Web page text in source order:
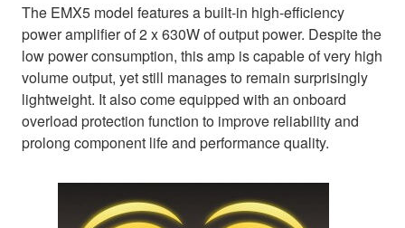
The EMX5 model features a built-in high-efficiency
power amplifier of 2 x 630W of output power. Despite the
low power consumption, this amp is capable of very high
volume output, yet still manages to remain surprisingly
lightweight. It also come equipped with an onboard
overload protection function to improve reliability and
prolong component life and performance quality.